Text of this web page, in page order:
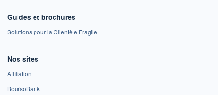
Guides et brochures
Solutions pour la Clientèle Fragile
Nos sites
Affiliation
BoursoBank